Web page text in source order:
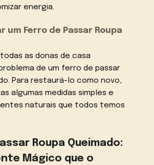
energia.
um Ferro de Passar Roupa
as donas de casa
de um ferro de passar
Para restaurá-lo como novo,
algumas medidas simples e
naturais que todos temos
Roupa Queimado:
Mágico que o